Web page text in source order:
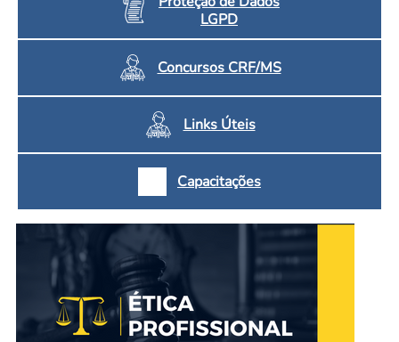
LGPD
Concursos CRF/MS
Links Úteis
Capacitações